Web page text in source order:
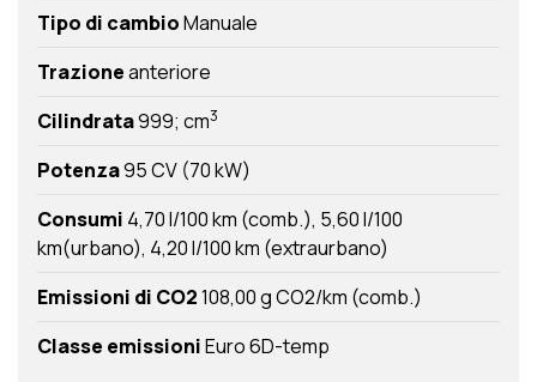
Tipo di cambioManuale
Trazioneanteriore
Cilindrata999; cm3
Potenza95 CV (70 kW)
Consumi 4,70 l/100 km (comb.) 5,60 l/100
km(urbano) 4,20 l/100 km (extraurbano)
Emissioni di CO2108,00 g CO2/km (comb.)
Classe emissioniEuro 6D-temp